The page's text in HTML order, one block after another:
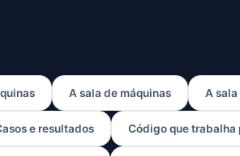
A sala de máquinas A
e resultados Código que trabalha